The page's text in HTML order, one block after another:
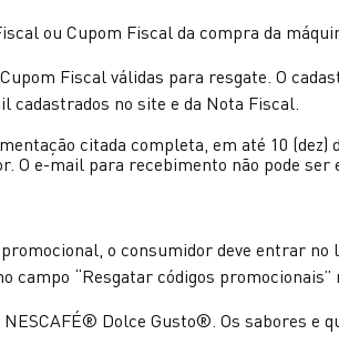
ou Cupom Fiscal da compra da
Fiscal válidas para resgate. O
cadastrados no site e da Nota Fiscal.
citada completa, em até 10
O e-mail para recebimento não pode ser
o consumidor deve entrar
campo “Resgatar códigos promocionais”
Dolce Gusto®. Os sabores e